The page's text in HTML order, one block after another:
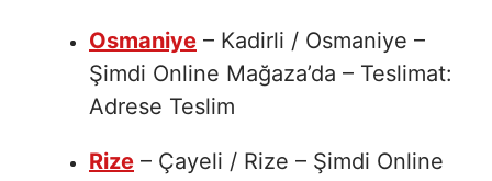
Osmaniye – Kadirli / Osmaniye –
Şimdi Online Mağaza’da – Teslimat:
Adrese Teslim
Rize – Çayeli / Rize – Şimdi Online